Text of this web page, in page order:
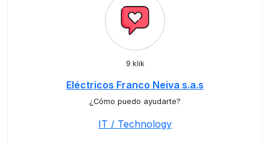
9 klik
Eléctricos Franco Neiva s.a.s
¿Cómo puedo ayudarte?
IT / Technology